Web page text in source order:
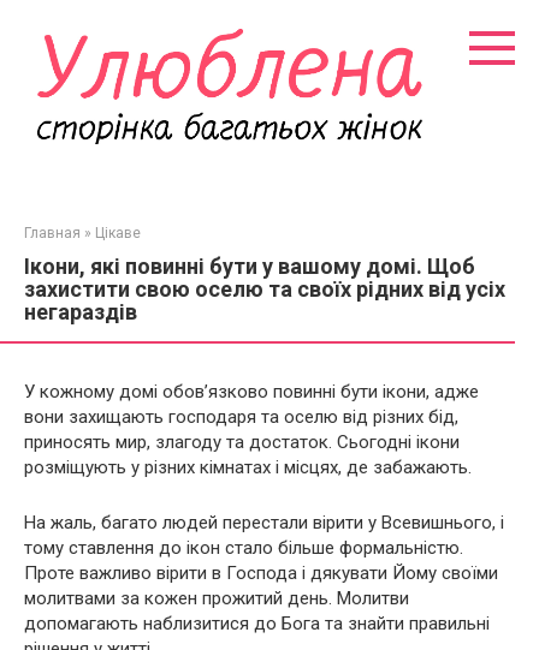
контенту
Главная » Цікаве
Ікони, які повинні бути у вашому домі. Щоб
захистити свою оселю та своїх рідних від усіх
негараздів
У кожному домі обов’язково повинні бути ікони, адже
вони захищають господаря та оселю від різних бід,
приносять мир, злагоду та достаток. Сьогодні ікони
розміщують у різних кімнатах і місцях, де забажають.
На жаль, багато людей перестали вірити у Всевишнього, і
тому ставлення до ікон стало більше формальністю.
Проте важливо вірити в Господа і дякувати Йому своїми
молитвами за кожен прожитий день. Молитви
допомагають наблизитися до Бога та знайти правильні